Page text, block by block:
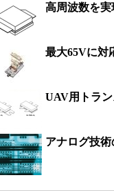
高周波数を
最大65Vに対
UAV用トラ
アナログ技